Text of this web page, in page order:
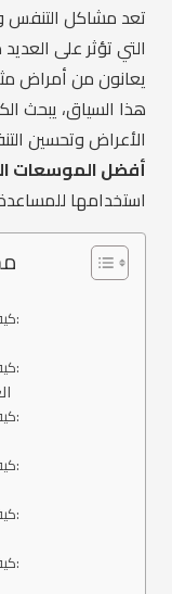
تعد مشاكل التنفس
التي تؤثر على
يعانون من أمراض
هذا السياق، يبحث
الأعراض وتحسين
أفضل الموسعات
استخدامها
كيفية الاستخدام:
كيفية الاستخدام:
كيفية الاستخدام:
كيفية الاستخدام:
كيفية الاستخدام:
كيفية الاستخدام: